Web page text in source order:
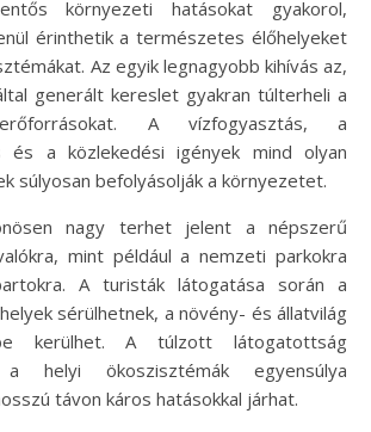
környezeti hatásokat gyakorol,
érinthetik a természetes élőhelyeket
Az egyik legnagyobb kihívás az,
generált kereslet gyakran túlterheli a
A vízfogyasztás, a
és a közlekedési igények mind olyan
súlyosan befolyásolják a környezetet.
nagy terhet jelent a népszerű
mint például a nemzeti parkokra
A turisták látogatása során a
sérülhetnek, a növény- és állatvilág
kerülhet. A túlzott látogatottság
a helyi ökoszisztémák egyensúlya
távon káros hatásokkal járhat.